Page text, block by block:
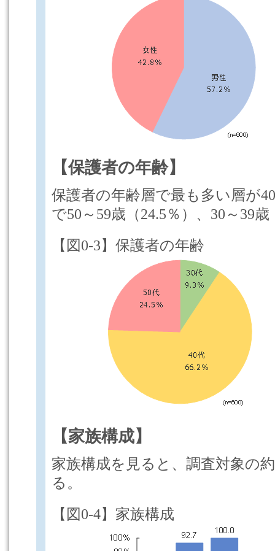
【保護者の年齢】
保護者の年齢層で最も多い層が
で50～59歳（24.5％）、30～39
【図0-3】保護者の年齢
【家族構成】
家族構成を見ると、調査対象の
る。
【図0-4】家族構成